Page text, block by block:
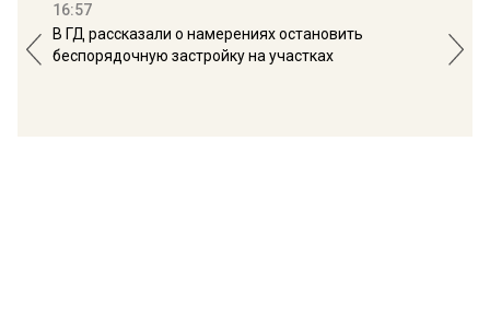
16:57
В ГД рассказали о намерениях остановить
беспорядочную застройку на участках